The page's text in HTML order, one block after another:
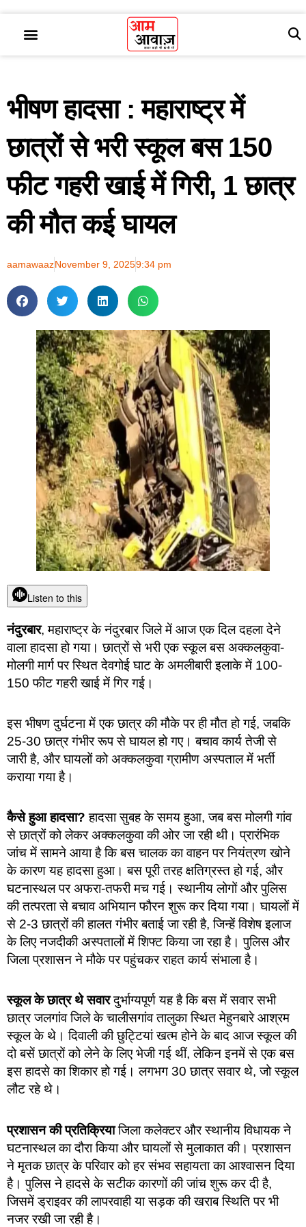
भीषण हादसा : महाराष्ट्र में
छात्रों से भरी स्कूल बस 150
फीट गहरी खाई में गिरी, 1 छात्र
की मौत कई घायल
aamawaazNovember 9, 20259:34 pm
Listen to this
नंदुरबार, महाराष्ट्र के नंदुरबार जिले में आज एक दिल दहला देने
वाला हादसा हो गया। छात्रों से भरी एक स्कूल बस अक्कलकुवा-
मोलगी मार्ग पर स्थित देवगोई घाट के अमलीबारी इलाके में 100-
150 फीट गहरी खाई में गिर गई।
इस भीषण दुर्घटना में एक छात्र की मौके पर ही मौत हो गई, जबकि
25-30 छात्र गंभीर रूप से घायल हो गए। बचाव कार्य तेजी से
जारी है, और घायलों को अक्कलकुवा ग्रामीण अस्पताल में भर्ती
कराया गया है।
कैसे हुआ हादसा? हादसा सुबह के समय हुआ, जब बस मोलगी गांव
से छात्रों को लेकर अक्कलकुवा की ओर जा रही थी। प्रारंभिक
जांच में सामने आया है कि बस चालक का वाहन पर नियंत्रण खोने
के कारण यह हादसा हुआ। बस पूरी तरह क्षतिग्रस्त हो गई, और
घटनास्थल पर अफरा-तफरी मच गई। स्थानीय लोगों और पुलिस
की तत्परता से बचाव अभियान फौरन शुरू कर दिया गया। घायलों में
से 2-3 छात्रों की हालत गंभीर बताई जा रही है, जिन्हें विशेष इलाज
के लिए नजदीकी अस्पतालों में शिफ्ट किया जा रहा है। पुलिस और
जिला प्रशासन ने मौके पर पहुंचकर राहत कार्य संभाला है।
स्कूल के छात्र थे सवारदुर्भाग्यपूर्ण यह है कि बस में सवार सभी
छात्र जलगांव जिले के चालीसगांव तालुका स्थित मेहुनबारे आश्रम
स्कूल के थे। दिवाली की छुट्टियां खत्म होने के बाद आज स्कूल की
दो बसें छात्रों को लेने के लिए भेजी गई थीं, लेकिन इनमें से एक बस
इस हादसे का शिकार हो गई। लगभग 30 छात्र सवार थे, जो स्कूल
लौट रहे थे।
प्रशासन की प्रतिक्रियाजिला कलेक्टर और स्थानीय विधायक ने
घटनास्थल का दौरा किया और घायलों से मुलाकात की। प्रशासन
ने मृतक छात्र के परिवार को हर संभव सहायता का आश्वासन दिया
है। पुलिस ने हादसे के सटीक कारणों की जांच शुरू कर दी है,
जिसमें ड्राइवर की लापरवाही या सड़क की खराब स्थिति पर भी
नजर रखी जा रही है।